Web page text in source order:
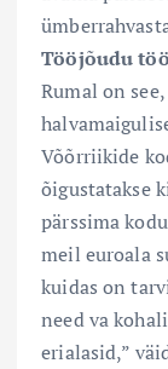
Tööjõudu
Rumal on
Võõrriikide
õigustatakse
pärssima
meil euroala
kuidas on
need va
erialasid,”